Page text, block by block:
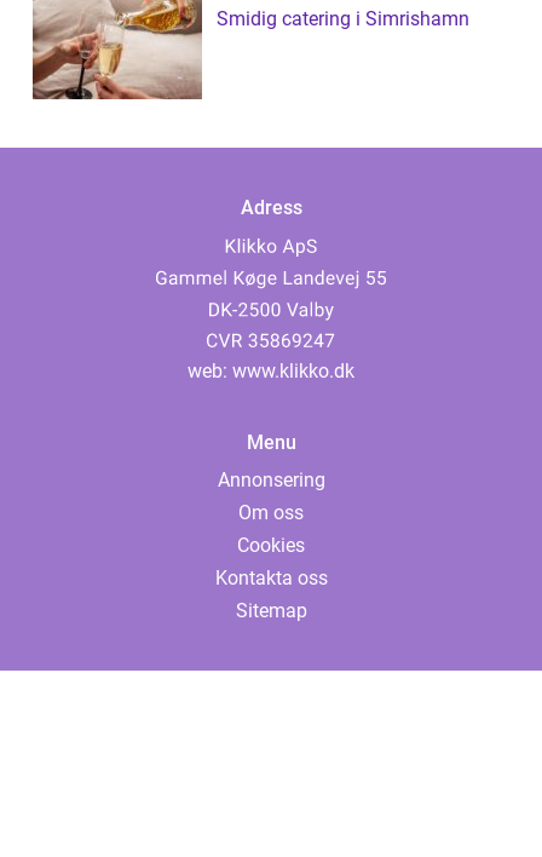
Smidig catering i Simrishamn
Adress
web: www.klikko.dk
Menu
Annonsering
Om oss
Cookies
Kontakta oss
Sitemap